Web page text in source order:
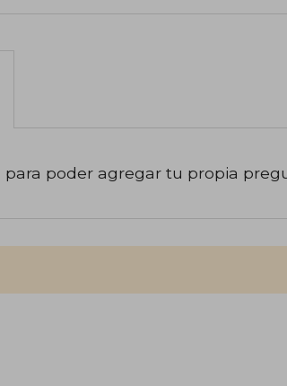
para poder agregar tu propia